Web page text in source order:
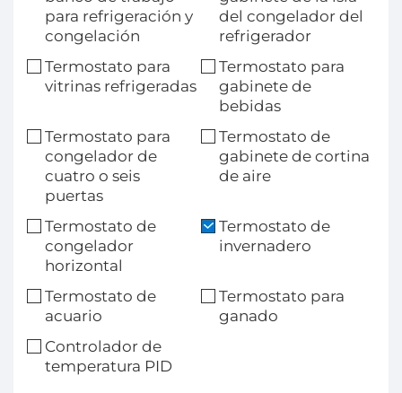
para refrigeración y
congelación
del congelador del
refrigerador
Termostato para
vitrinas refrigeradas
Termostato para
gabinete de
bebidas
Termostato para
congelador de
cuatro o seis
puertas
Termostato de
gabinete de cortina
de aire
Termostato de
congelador
horizontal
Termostato de
invernadero
Termostato de
acuario
Termostato para
ganado
Controlador de
temperatura PID